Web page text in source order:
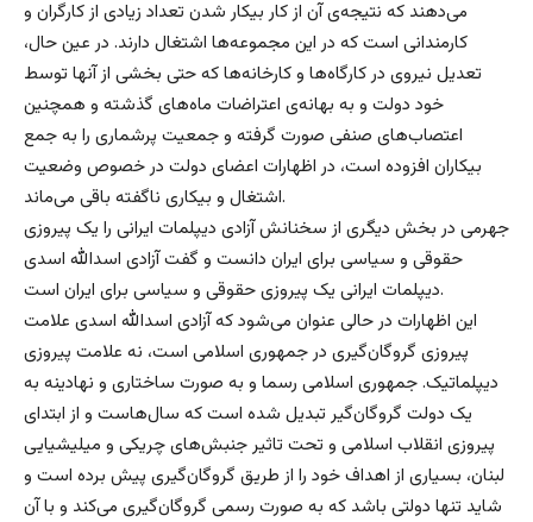
می‌دهند که نتیجه‌ی آن از کار بیکار شدن تعداد زیادی از کارگران و
کارمندانی است که در این مجموعه‌ها اشتغال دارند. در عین حال،
تعدیل نیروی در کارگاه‌ها و کارخانه‌ها که حتی بخشی از آنها توسط
خود دولت و به بهانه‌ی اعتراضات ماه‌های گذشته و همچنین
اعتصاب‌های صنفی صورت گرفته و جمعیت پرشماری را به جمع
بیکاران افزوده است، در اظهارات اعضای دولت در خصوص وضعیت
اشتغال و بیکاری ناگفته باقی می‌ماند.
جهرمی در بخش دیگری از سخنانش آزادی دیپلمات ایرانی را یک پیروزی
حقوقی و سیاسی برای ایران دانست و گفت آزادی اسدالله اسدی
دیپلمات ایرانی یک پیروزی حقوقی و سیاسی برای ایران است.
این اظهارات در حالی عنوان می‌شود که آزادی اسدالله اسدی علامت
پیروزی گروگان‌گیری در جمهوری اسلامی است، نه علامت پیروزی
دیپلماتیک. جمهوری اسلامی رسما و به صورت ساختاری و نهادینه به
یک دولت گروگان‌گیر تبدیل شده است که سال‌هاست و از ابتدای
پیروزی انقلاب اسلامی و تحت تاثیر جنبش‌های چریکی و میلیشیایی
لبنان، بسیاری از اهداف خود را از طریق گروگان‌گیری پیش برده است و
شاید تنها دولتی باشد که به صورت رسمی گروگان‌گیری می‌کند و با ‌آن